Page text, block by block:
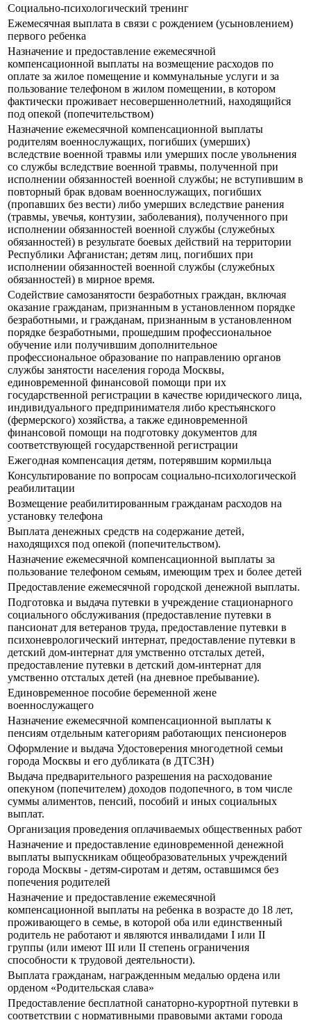
Социально-психологический тренинг
Ежемесячная выплата в связи с рождением (усыновлением)
первого ребенка
Назначение и предоставление ежемесячной
компенсационной выплаты на возмещение расходов по
оплате за жилое помещение и коммунальные услуги и за
пользование телефоном в жилом помещении, в котором
фактически проживает несовершеннолетний, находящийся
под опекой (попечительством)
Назначение ежемесячной компенсационной выплаты
родителям военнослужащих, погибших (умерших)
вследствие военной травмы или умерших после увольнения
со службы вследствие военной травмы, полученной при
исполнении обязанностей военной службы; не вступившим в
повторный брак вдовам военнослужащих, погибших
(пропавших без вести) либо умерших вследствие ранения
(травмы, увечья, контузии, заболевания), полученного при
исполнении обязанностей военной службы (служебных
обязанностей) в результате боевых действий на территории
Республики Афганистан; детям лиц, погибших при
исполнении обязанностей военной службы (служебных
обязанностей) в мирное время.
Содействие самозанятости безработных граждан, включая
оказание гражданам, признанным в установленном порядке
безработными, и гражданам, признанным в установленном
порядке безработными, прошедшим профессиональное
обучение или получившим дополнительное
профессиональное образование по направлению органов
службы занятости населения города Москвы,
единовременной финансовой помощи при их
государственной регистрации в качестве юридического лица,
индивидуального предпринимателя либо крестьянского
(фермерского) хозяйства, а также единовременной
финансовой помощи на подготовку документов для
соответствующей государственной регистрации
Ежегодная компенсация детям, потерявшим кормильца
Консультирование по вопросам социально-психологической
реабилитации
Возмещение реабилитированным гражданам расходов на
установку телефона
Выплата денежных средств на содержание детей,
находящихся под опекой (попечительством).
Назначение ежемесячной компенсационной выплаты за
пользование телефоном семьям, имеющим трех и более детей
Предоставление ежемесячной городской денежной выплаты.
Подготовка и выдача путевки в учреждение стационарного
социального обслуживания (предоставление путевки в
пансионат для ветеранов труда, предоставление путевки в
психоневрологический интернат, предоставление путевки в
детский дом-интернат для умственно отсталых детей,
предоставление путевки в детский дом-интернат для
умственно отсталых детей (на дневное пребывание).
Единовременное пособие беременной жене
военнослужащего
Назначение ежемесячной компенсационной выплаты к
пенсиям отдельным категориям работающих пенсионеров
Оформление и выдача Удостоверения многодетной семьи
города Москвы и его дубликата (в ДТСЗН)
Выдача предварительного разрешения на расходование
опекуном (попечителем) доходов подопечного, в том числе
суммы алиментов, пенсий, пособий и иных социальных
выплат.
Организация проведения оплачиваемых общественных работ
Назначение и предоставление единовременной денежной
выплаты выпускникам общеобразовательных учреждений
города Москвы - детям-сиротам и детям, оставшимся без
попечения родителей
Назначение и предоставление ежемесячной
компенсационной выплаты на ребенка в возрасте до 18 лет,
проживающего в семье, в которой оба или единственный
родитель не работают и являются инвалидами I или II
группы (или имеют III или II степень ограничения
способности к трудовой деятельности).
Выплата гражданам, награжденным медалью ордена или
орденом «Родительская слава»
Предоставление бесплатной санаторно-курортной путевки в
соответствии с нормативными правовыми актами города